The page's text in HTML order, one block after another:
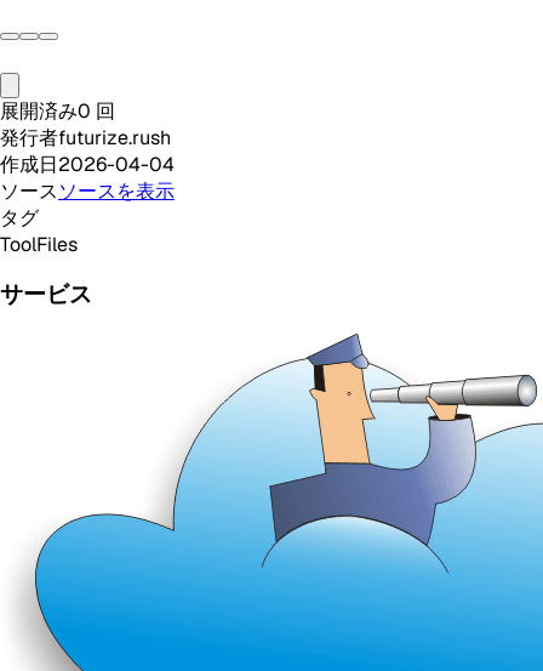
展開済み0 回
発行者futurize.rush
作成日2026-04-04
ソースソースを表示
タグ
ToolFiles
サービス